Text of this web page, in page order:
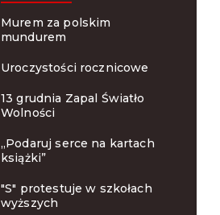
Murem za polskim
mundurem
Uroczystości rocznicowe
13 grudnia Zapal Światło
Wolności
„Podaruj serce na kartach
książki”
"S" protestuje w szkołach
wyższych